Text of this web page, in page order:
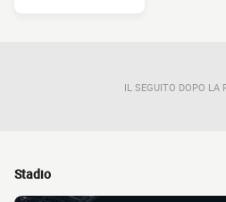
IL SEGUITO DOPO LA
Stadio